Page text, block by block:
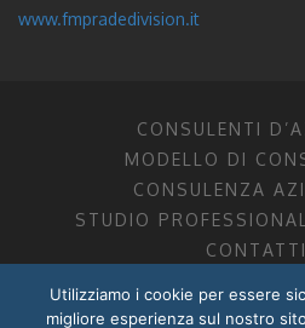
www.fmpradedivision.it
CONSULENTI
MODELLO DI
CONSULENZA
STUDIO
CONTATTI
FM CONSULENTI D’AZIENDA
Utilizziamo i cookie per essere
migliore esperienza sul nostro